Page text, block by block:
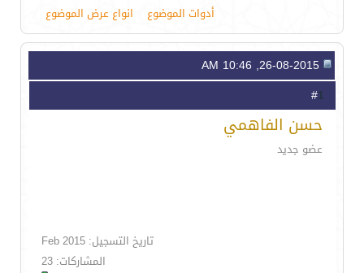
أدوات الموضوع انواع عرض الموضوع
1
حسن الفاهمي
عضو جديد
تاريخ التسجيل: Feb 2015
المشاركات: 23